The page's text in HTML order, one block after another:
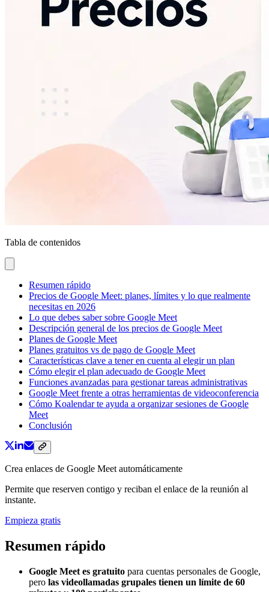
Tabla de contenidos
Resumen rápido
Precios de Google Meet: planes, límites y lo que realmente
necesitas en 2026
Lo que debes saber sobre Google Meet
Descripción general de los precios de Google Meet
Planes de Google Meet
Planes gratuitos vs de pago de Google Meet
Características clave a tener en cuenta al elegir un plan
Cómo elegir el plan adecuado de Google Meet
Funciones avanzadas para gestionar tareas administrativas
Google Meet frente a otras herramientas de videoconferencia
Cómo Koalendar te ayuda a organizar sesiones de Google
Meet
Conclusión
Crea enlaces de Google Meet automáticamente
Permite que reserven contigo y reciban el enlace de la reunión al
instante.
Empieza gratis
Resumen rápido
Google Meet es gratuito para cuentas personales de Google,
pero las videollamadas grupales tienen un límite de 60